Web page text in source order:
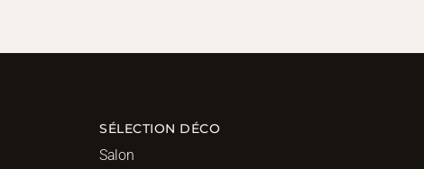
SÉLECTION DÉCO
Salon